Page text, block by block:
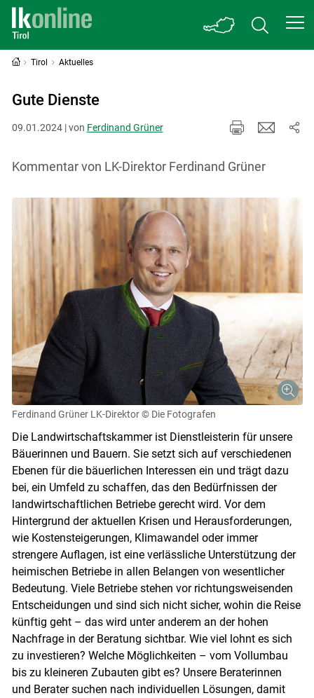
Skip to main content
Tirol Aktuelles
Gute Dienste
09.01.2024 | von Ferdinand Grüner
Kommentar von LK-Direktor Ferdinand Grüner
Ferdinand Grüner LK-Direktor © Die Fotografen
Die Landwirtschaftskammer ist Dienstleisterin für unsere
Bäuerinnen und Bauern. Sie setzt sich auf verschiedenen
Ebenen für die bäuerlichen Interessen ein und trägt dazu
bei, ein Umfeld zu schaffen, das den Bedürfnissen der
landwirtschaftlichen Betriebe gerecht wird. Vor dem
Hintergrund der aktuellen Krisen und Herausforderungen,
wie Kostensteigerungen, Klimawandel oder immer
strengere Auflagen, ist eine verlässliche Unterstützung der
heimischen Betriebe in allen Belangen von wesentlicher
Bedeutung. Viele Betriebe stehen vor richtungsweisenden
Entscheidungen und sind sich nicht sicher, wohin die Reise
künftig geht – das wird unter anderem an der hohen
Nachfrage in der Beratung sichtbar. Wie viel lohnt es sich
zu investieren? Welche Möglichkeiten – vom Vollumbau
bis zu kleineren Zubauten gibt es? Unsere Beraterinnen
und Berater suchen nach individuellen Lösungen, damit